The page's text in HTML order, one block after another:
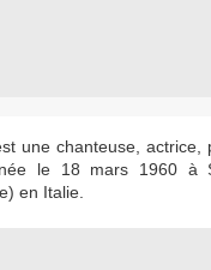
une chanteuse, actrice,
le 18 mars 1960 à
en Italie.